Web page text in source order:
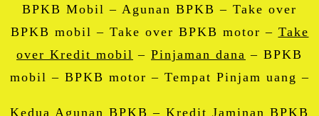
BPKB Mobil – Agunan BPKB – Take over
BPKB mobil – Take over BPKB motor – Take
over Kredit mobil – Pinjaman dana – BPKB
mobil – BPKB motor – Tempat Pinjam uang –
Kedua Agunan BPKB – Kredit Jaminan BPKB